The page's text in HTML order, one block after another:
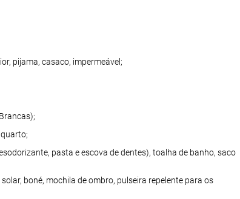
pijama, casaco, impermeável;
pasta e escova de dentes), toalha de banho, saco
boné, mochila de ombro, pulseira repelente para os